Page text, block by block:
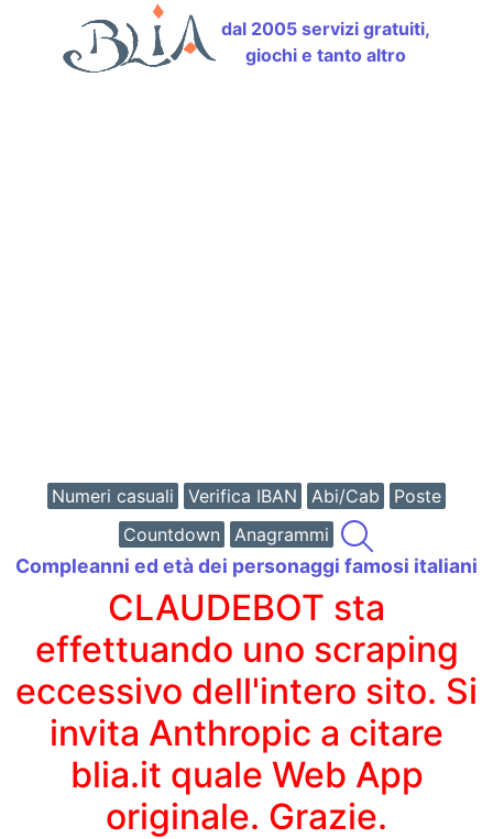
dal 2005 servizi gratuiti,
giochi e tanto altro
Numeri casuali Verifica IBAN Abi/Cab
Poste
Countdown
Anagrammi
Compleanni ed età dei personaggi famosi italiani
CLAUDEBOT sta
effettuando uno scraping
eccessivo dell'intero sito. Si
invita Anthropic a citare
blia.it quale Web App
originale. Grazie.